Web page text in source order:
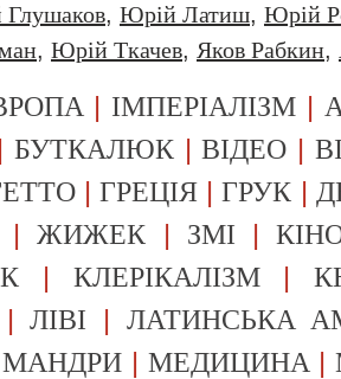
, Юрiй Латиш, Юрiй
, Юрій Ткачев, Яков Рабкин,
| ІМПЕРІАЛІЗМ |
| БУТКАЛЮК|ВІДЕО |
|ГРЕЦІЯ |ГРУК |
|ЖИЖЕК | ЗМІ |
| КЛЕРІКАЛІЗМ|
|ЛІВІ | ЛАТИНСЬКА
МАНДРИ | МЕДИЦИНА |